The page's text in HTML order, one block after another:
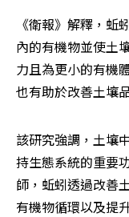
《衛報》解釋，蚯
內的有機物並使土
力且為更小的有機
也有助於改善土壤
該研究強調，土壤
持生態系統的重要
師，蚯蚓透過改善
有機物循環以及提